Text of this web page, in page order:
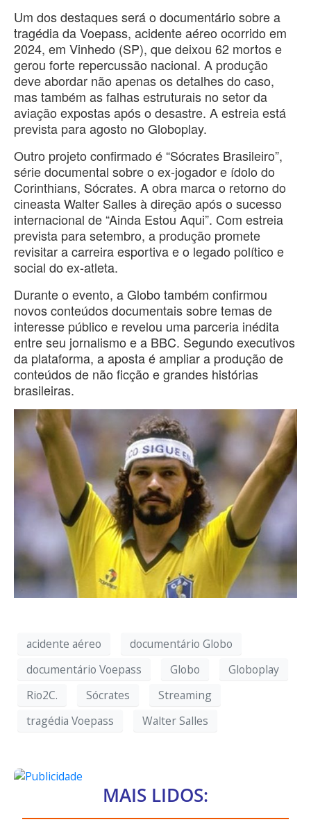
Um dos destaques será o documentário sobre a
tragédia da Voepass, acidente aéreo ocorrido em
2024, em Vinhedo (SP), que deixou 62 mortos e
gerou forte repercussão nacional. A produção
deve abordar não apenas os detalhes do caso,
mas também as falhas estruturais no setor da
aviação expostas após o desastre. A estreia está
prevista para agosto no Globoplay.
Outro projeto confirmado é “Sócrates Brasileiro”,
série documental sobre o ex-jogador e ídolo do
Corinthians, Sócrates. A obra marca o retorno do
cineasta Walter Salles à direção após o sucesso
internacional de “Ainda Estou Aqui”. Com estreia
prevista para setembro, a produção promete
revisitar a carreira esportiva e o legado político e
social do ex-atleta.
Durante o evento, a Globo também confirmou
novos conteúdos documentais sobre temas de
interesse público e revelou uma parceria inédita
entre seu jornalismo e a BBC. Segundo executivos
da plataforma, a aposta é ampliar a produção de
conteúdos de não ficção e grandes histórias
brasileiras.
acidente aéreo
documentário Globo
documentário Voepass
Globo
Globoplay
Rio2C.
Sócrates
Streaming
tragédia Voepass
Walter Salles
MAIS LIDOS: